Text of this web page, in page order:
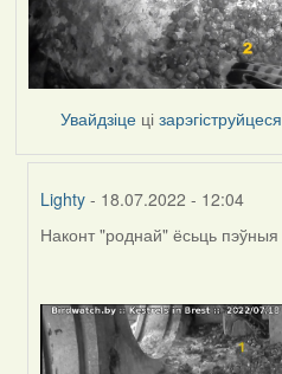
Увайдзіце цізарэгіструйцеся
Lighty - 18.07.2022 - 12:04
In
by
Harrier
Наконт "роднай" ёсьць